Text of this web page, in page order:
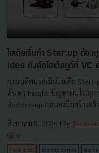
ไอเดียเริ่มทำ Startup ต้อง
Idea กับดักไอเดียดูดีที่ VC
กรอบคิดประเมินไอเดีย
ค้นหา Insight ปัญหาผมไฟลุก
Bottom-up ก่อนลงมือสร้างจริง
สิงหาคม 5, 2026 | By
0
Tech & Biz Startup Series